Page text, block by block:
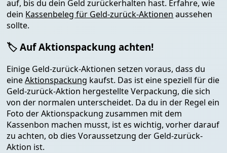
auf, bis du dein Geld zurückerhalten hast. Erfahre, wie
dein Kassenbeleg für Geld-zurück-Aktionen aussehen
sollte.
🏷️ Auf Aktionspackung achten!
Einige Geld-zurück-Aktionen setzen voraus, dass du
eineAktionspackung kaufst. Das ist eine speziell für die
Geld-zurück-Aktion hergestellte Verpackung, die sich
von der normalen unterscheidet. Da du in der Regel ein
Foto der Aktionspackung zusammen mit dem
Kassenbon machen musst, ist es wichtig, vorher darauf
zu achten, ob dies Voraussetzung der Geld-zurück-
Aktion ist.